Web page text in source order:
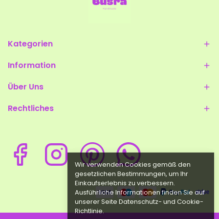
Wir verwenden Cookies gemäß den
gesetzlichen Bestimmungen, um Ihr
Einkaufserlebnis zu verbessern.
Ausführliche Informationen finden Sie auf
unserer Seite Datenschutz- und Cookie-
Richtlinie.
Kategorien
Information
Über Uns
Rechtliches